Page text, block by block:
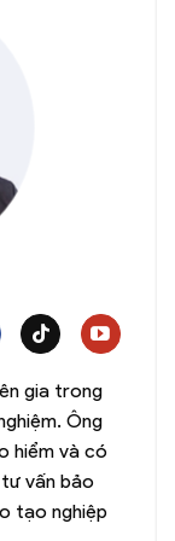
gia trong
Ông
hiểm và có
vấn bảo
tạo nghiệp